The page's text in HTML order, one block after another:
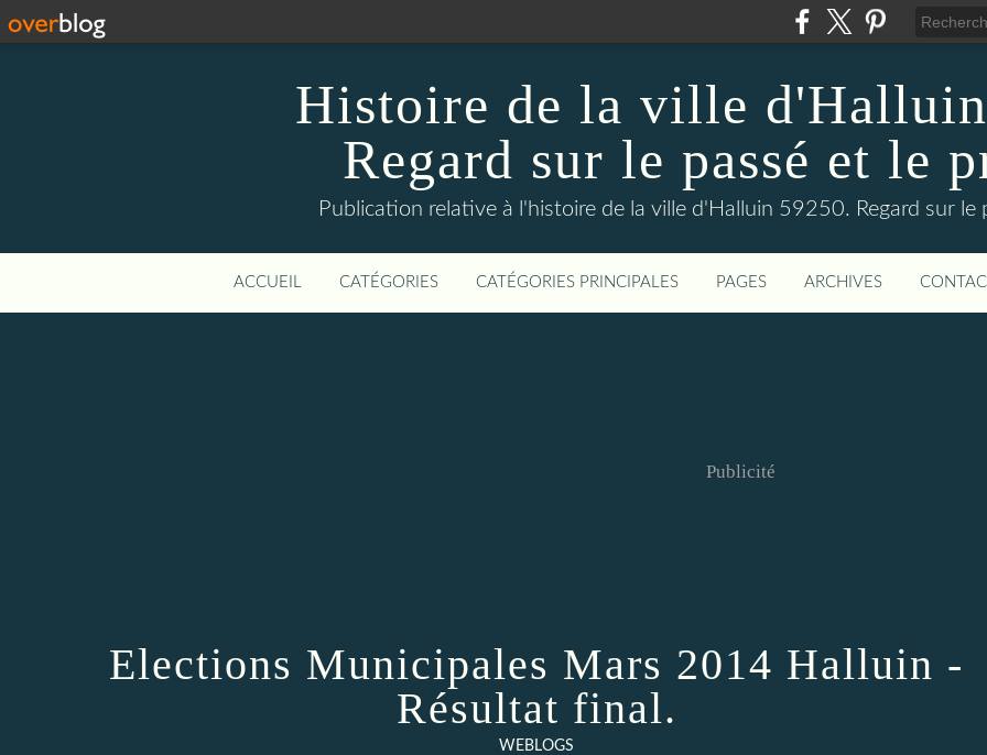
Histoire de la ville
Regard sur le passé et le
Publication relative à l'histoire de la ville d'Halluin 59250. Regard sur le
ACCUEIL CATÉGORIES CATÉGORIES PRINCIPALES PAGES ARCHIVES
Publicité
Elections Municipales Mars 2014 Halluin -
Résultat final.
WEBLOGS